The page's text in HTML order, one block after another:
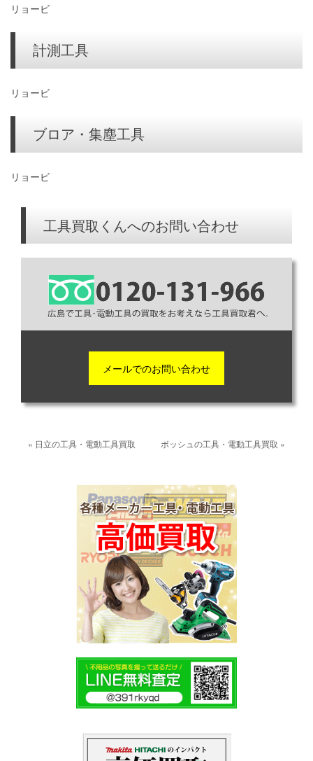
リョービ
計測工具
リョービ
ブロア・集塵工具
リョービ
工具買取くんへのお問い合わせ
メールでのお問い合わせ
« 日立の工具・電動工具買取 ボッシュの工具・電動工具買取 »